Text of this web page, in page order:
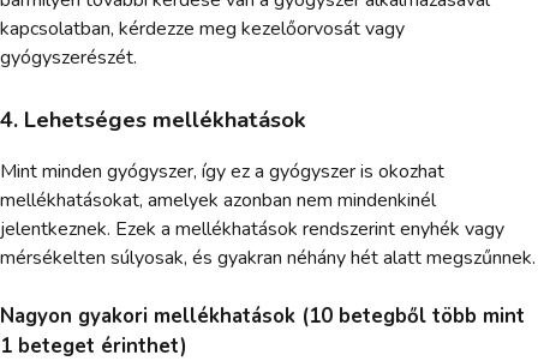
kapcsolatban, kérdezze meg kezelőorvosát vagy
gyógyszerészét.
4. Lehetséges mellékhatások
Mint minden gyógyszer, így ez a gyógyszer is okozhat
mellékhatásokat, amelyek azonban nem mindenkinél
jelentkeznek. Ezek a mellékhatások rendszerint enyhék vagy
mérsékelten súlyosak, és gyakran néhány hét alatt megszűnnek.
Nagyon gyakori mellékhatások (10 betegből több mint
1 beteget érinthet)